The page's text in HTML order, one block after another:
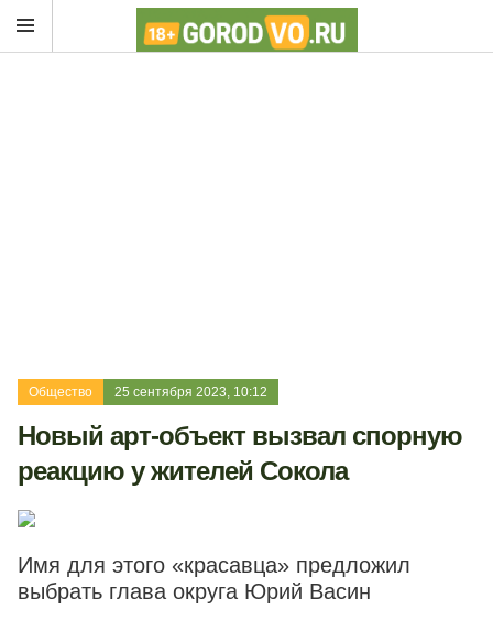
Общество 25 сентября 2023, 10:12
Новый арт-объект вызвал спорную
реакцию у жителей Сокола
Имя для этого «красавца» предложил
выбрать глава округа Юрий Васин